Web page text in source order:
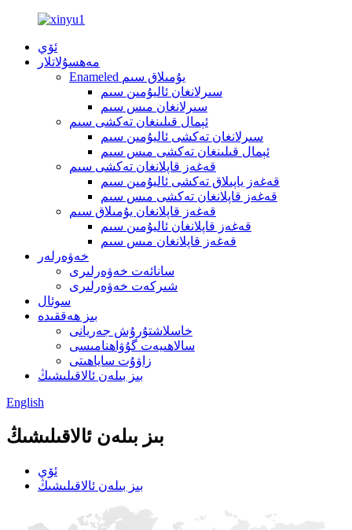
ئۆي
مەھسۇلاتلار
Enameled يۇمىلاق سىم
سىرلانغان ئاليۇمىن سىم
سىرلانغان مىس سىم
ئېمال قىلىنغان تەكشى سىم
سىرلانغان تەكشى ئاليۇمىن سىم
ئېمال قىلىنغان تەكشى مىس سىم
قەغەز قاپلانغان تەكشى سىم
قەغەز ياپىلاق تەكشى ئاليۇمىن سىم
قەغەز قاپلانغان تەكشى مىس سىم
قەغەز قاپلانغان يۇمىلاق سىم
قەغەز قاپلانغان ئاليۇمىن سىم
قەغەز قاپلانغان مىس سىم
خەۋەرلەر
سانائەت خەۋەرلىرى
شىركەت خەۋەرلىرى
سوئال
بىز ھەققىدە
خاسلاشتۇرۇش جەريانى
سالاھىيەت گۇۋاھنامىسى
زاۋۇت ساياھىتى
بىز بىلەن ئالاقىلىشىڭ
English
بىز بىلەن ئالاقىلىشىڭ
ئۆي
بىز بىلەن ئالاقىلىشىڭ